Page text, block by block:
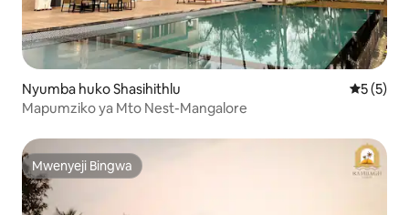
Nyumba huko Shasihithlu
5 (5)
Mapumziko ya Mto Nest-Mangalore
Mwenyeji Bingwa
Mwenyeji Bingwa